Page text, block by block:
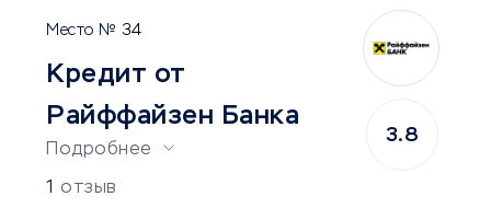
34
Кредит от
Райффайзен Банка
Подробнее
1 отзыв
3.8